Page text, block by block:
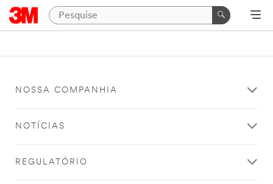
NOSSA COMPANHIA
NOTÍCIAS
REGULATÓRIO